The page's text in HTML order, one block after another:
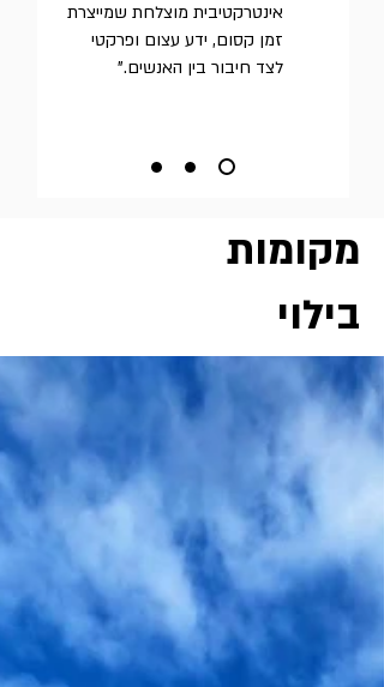
אינטרקטיבית מוצלחת שמייצרת
זמן קסום, ידע עצום ופרקטי
לצד חיבור בין האנשים."
מקומות
בילוי